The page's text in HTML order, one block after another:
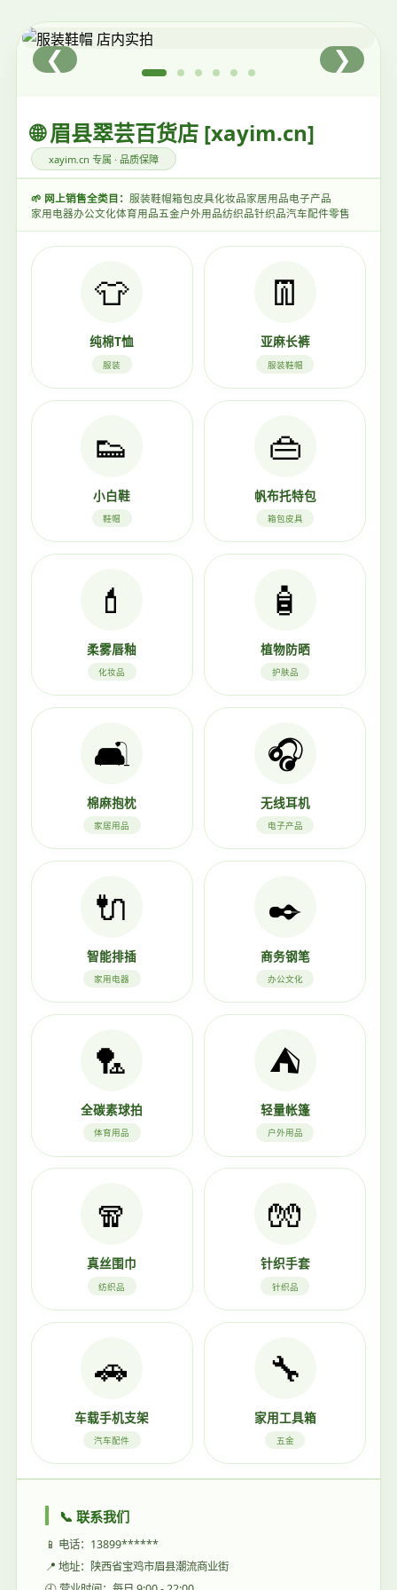
❮ ❯
🌐 眉县翠芸百货店 [xayim.cn]
xayim.cn 专属 · 品质保障
🌱 网上销售全类目： 服装鞋帽箱包皮具化妆品家居用品电子产品
家用电器办公文化体育用品五金户外用品纺织品针织品汽车配件零售
👕
纯棉T恤
服装
👖
亚麻长裤
服装鞋帽
👟
小白鞋
鞋帽
👜
帆布托特包
箱包皮具
💄
柔雾唇釉
化妆品
🧴
植物防晒
护肤品
🛋️
棉麻抱枕
家居用品
🎧
无线耳机
电子产品
🔌
智能排插
家用电器
✒️
商务钢笔
办公文化
🏸
全碳素球拍
体育用品
⛺
轻量帐篷
户外用品
🧣
真丝围巾
纺织品
🧤
针织手套
针织品
🚗
车载手机支架
汽车配件
🔧
家用工具箱
五金
📞 联系我们
📱 电话：13899******
📍 地址：陕西省宝鸡市眉县潮流商业街